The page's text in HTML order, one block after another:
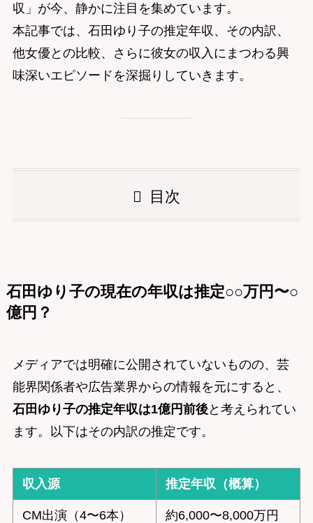
収」が今、静かに注目を集めています。
本記事では、石田ゆり子の推定年収、その内訳、
他女優との比較、さらに彼女の収入にまつわる興
味深いエピソードを深掘りしていきます。
目次
石田ゆり子の現在の年収は推定○○万円〜○
億円？
メディアでは明確に公開されていないものの、芸
能界関係者や広告業界からの情報を元にすると、
石田ゆり子の推定年収は1億円前後と考えられてい
ます。以下はその内訳の推定です。
収入源 推定年収（概算）
CM出演（4〜6本） 約6,000〜8,000万円